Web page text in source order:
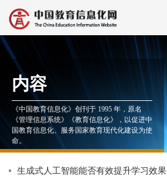
内容
《中国教育信息化》创刊于 1995 年，原名
《管理信息系统》《教育信息化》，以促进中
国教育信息化、服务国家教育现代化建设为使
命。
生成式人工智能能否有效提升学习效果